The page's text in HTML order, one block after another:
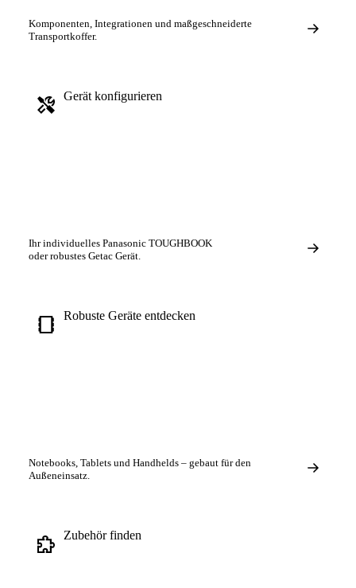
Komponenten, Integrationen und maßgeschneiderte
Transportkoffer.
Gerät konfigurieren
Ihrindividuelles Panasonic TOUGHBOOK
oder robustes Getac Gerät.
Robuste Geräte entdecken
Notebooks, Tablets und Handhelds – gebaut für den
Außeneinsatz.
Zubehör finden